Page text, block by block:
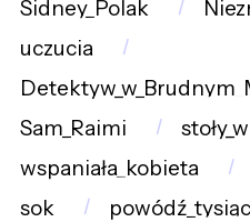
Sidney_Polak
uczucia
Sam_Raimi
wspaniała_kobieta
sok